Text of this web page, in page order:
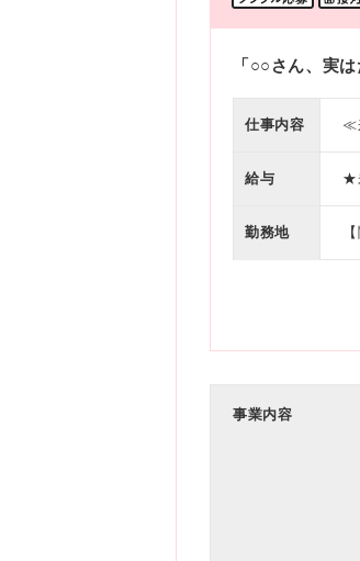
「○○さん、実
仕事内容
≪
給与
★
※
与
力
勤務地
す
事業内容